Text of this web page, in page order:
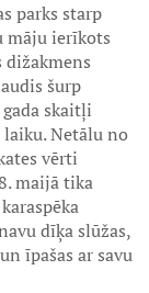
parks starp
māju ierīkots
dižakmens
šurp
skaitļi
Netālu no
vērti
maijā tika
dīķa slūžas,
īpašas ar savu